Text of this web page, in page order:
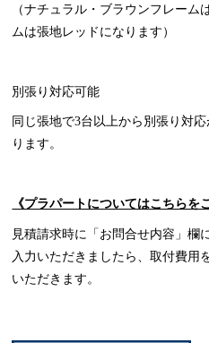
（ナチュラル・ブラウンフレー
ムは張地レッドになります）
別張り対応可能
同じ張地で3台以上から別張り対
ります。
《プラパートについてはこちらを
見積請求時に「お問合せ内容」欄
入力いただきましたら、取付費用
いただきます。